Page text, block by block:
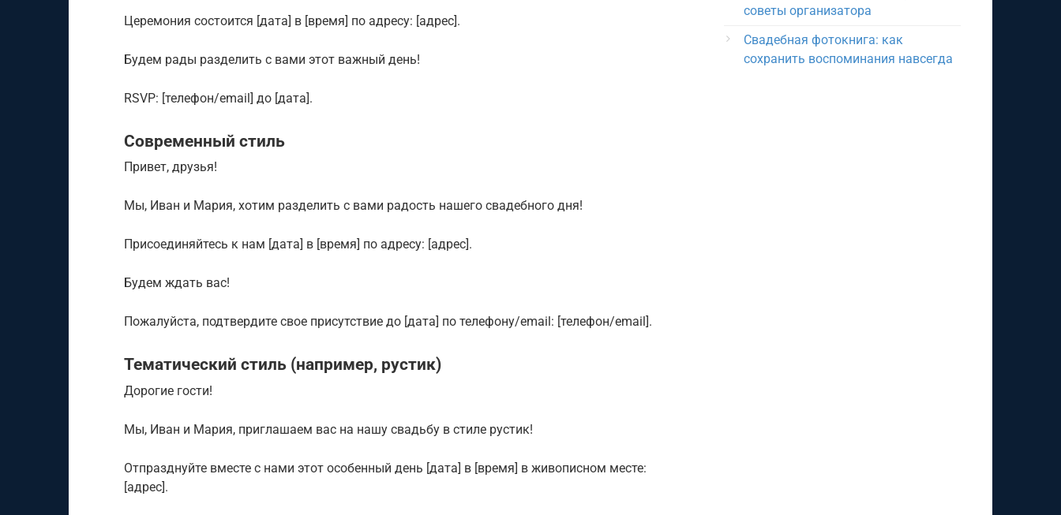
Церемония состоится [дата] в [время] по адресу: [адрес].
Будем рады разделить с вами этот важный день!
RSVP: [телефон/email] до [дата].
Современный стиль
Привет, друзья!
Мы, Иван и Мария, хотим разделить с вами радость нашего свадебного дня!
Присоединяйтесь к нам [дата] в [время] по адресу: [адрес].
Будем ждать вас!
Пожалуйста, подтвердите свое присутствие до [дата] по телефону/email: [телефон/email].
Тематический стиль (например, рустик)
Дорогие гости!
Мы, Иван и Мария, приглашаем вас на нашу свадьбу в стиле рустик!
Отпразднуйте вместе с нами этот особенный день [дата] в [время] в живописном месте:
[адрес].
советы организатора
Свадебная фотокнига: как
сохранить воспоминания навсегда